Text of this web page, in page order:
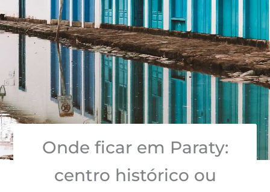
Onde ficar em Paraty:
centro histórico ou